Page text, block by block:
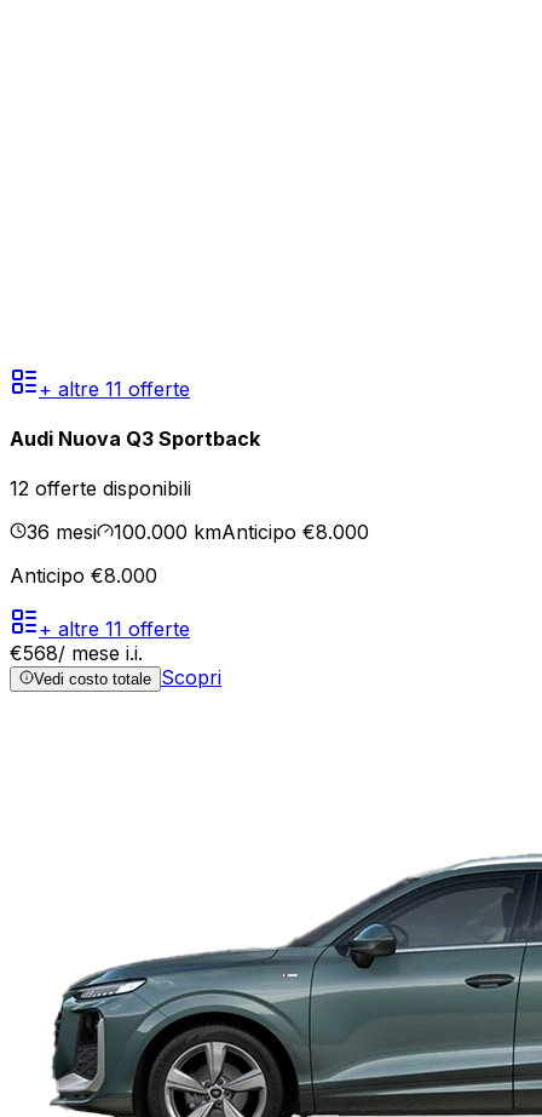
+ altre 11 offerte
Audi Nuova Q3 Sportback
12 offerte disponibili
36 mesi 100.000 kmAnticipo €8.000
Anticipo €8.000
+ altre 11 offerte
€568/ mese i.i.
Vedi costo totale Scopri